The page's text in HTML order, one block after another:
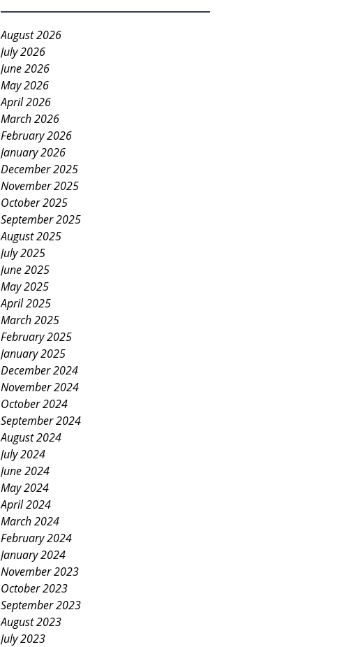
August 2026
July 2026
June 2026
May 2026
April 2026
March 2026
February 2026
January 2026
December 2025
November 2025
October 2025
September 2025
August 2025
July 2025
June 2025
May 2025
April 2025
March 2025
February 2025
January 2025
December 2024
November 2024
October 2024
September 2024
August 2024
July 2024
June 2024
May 2024
April 2024
March 2024
February 2024
January 2024
November 2023
October 2023
September 2023
August 2023
July 2023